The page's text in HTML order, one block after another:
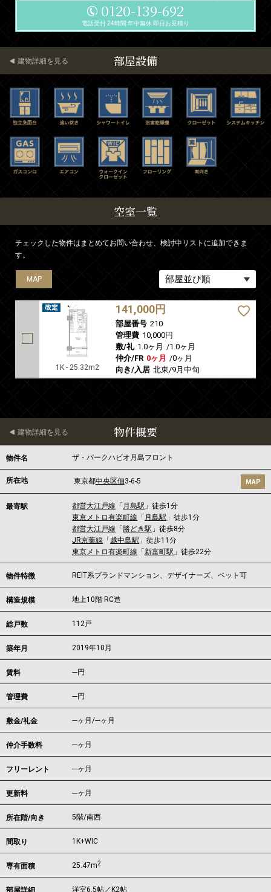
0120-139-692
電話受付 24時間 年中無休 即日お見積り
部屋設備
建物詳細を見る
空室一覧
チェックした物件はまとめてお問い合わせ、検討中リストに追加できま
す。
MAP
1K - 25.32m2
141,000円
部屋番号 210
管理費 10,000円
敷/礼 1.0ヶ月 /1.0ヶ月
仲介/FR 0ヶ月 /0ヶ月
向き/入居 北東/9月中旬
物件概要
建物詳細を見る
物件名 ザ・パークハビオ月島フロント
所在地 東京都中央区佃3-6-5 MAP
最寄駅 都営大江戸線 「 月島駅 」徒歩1分
東京メトロ有楽町線 「 月島駅 」徒歩1分
都営大江戸線 「 勝どき駅 」徒歩8分
JR京葉線 「 越中島駅 」徒歩11分
東京メトロ有楽町線 「新富町駅 」徒歩22分
物件特徴 REIT系ブランドマンション、デザイナーズ、ペット可
構造規模 地上10階 RC造
総戸数 112戸
築年月 2019年10月
賃料 ---円
管理費 ---円
敷金/礼金 ---ヶ月/---ヶ月
仲介手数料 ---ヶ月
フリーレント ---ヶ月
更新料 ---ヶ月
所在階/向き 5階/南西
間取り 1K+WIC
専有面積 25.47m2
洋室6.5帖／K2帖